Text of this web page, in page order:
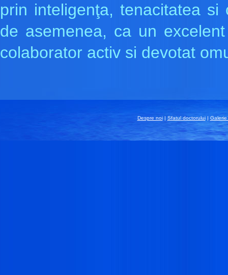
prin inteligenţa, tenacitatea
de asemenea, ca un
colaborator activ si devotat
Despre noi| Sfatul doctorului|